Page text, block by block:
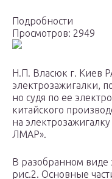
Подробности
Просмотров: 2949
Н.П. Власюк г. Киев
электрозажигалки,
но судя по ее
китайского
на
ЛМАР».
В разобранном виде
рис.2. Основные